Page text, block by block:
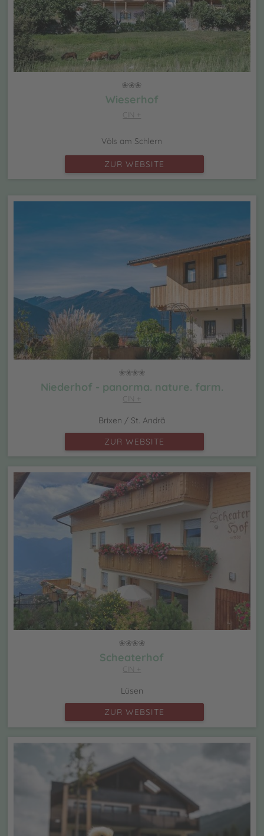
Wieserhof
CIN +
Völs am Schlern
ZUR WEBSITE
Niederhof - panorma. nature. farm.
CIN +
Brixen / St. Andrä
ZUR WEBSITE
Scheaterhof
CIN +
Lüsen
ZUR WEBSITE